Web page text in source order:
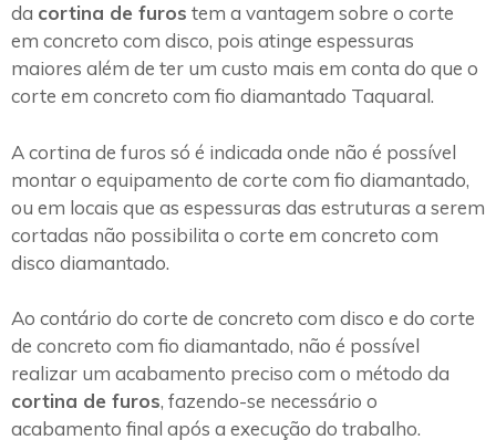
da cortina de furos tem a vantagem sobre o corte
em concreto com disco, pois atinge espessuras
maiores além de ter um custo mais em conta do que o
corte em concreto com fio diamantado Taquaral.
A cortina de furos só é indicada onde não é possível
montar o equipamento de corte com fio diamantado,
ou em locais que as espessuras das estruturas a serem
cortadas não possibilita o corte em concreto com
disco diamantado.
Ao contário do corte de concreto com disco e do corte
de concreto com fio diamantado, não é possível
realizar um acabamento preciso com o método da
cortina de furos, fazendo-se necessário o
acabamento final após a execução do trabalho.